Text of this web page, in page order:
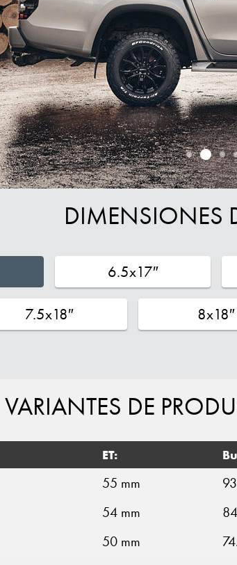
DIMENSIONES
6.5x17″
7.5x18″ 8x18″
VARIANTES DE
ET:
55 mm
54 mm
50 mm